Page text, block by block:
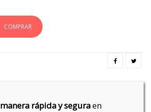
COMPRAR
manera rápida y seguraen